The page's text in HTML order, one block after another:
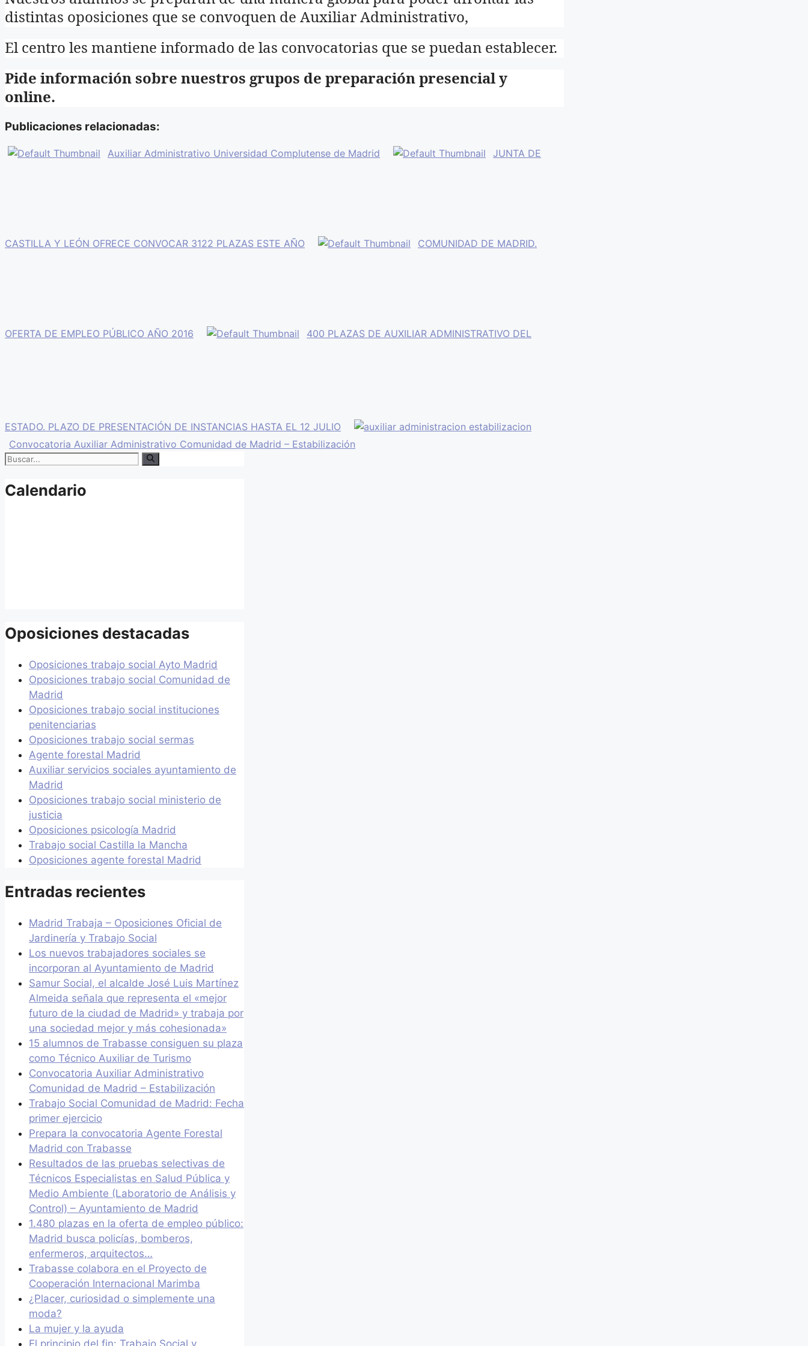
distintas oposiciones que se convoquen de Auxiliar Administrativo,
El centro les mantiene informado de las convocatorias que se puedan establecer.
Pide información sobre nuestros grupos de preparación presencial y
online.
Publicaciones relacionadas:
Auxiliar Administrativo Universidad Complutense de Madrid JUNTA DE
CASTILLA Y LEÓN OFRECE CONVOCAR 3122 PLAZAS ESTE AÑO COMUNIDAD DE MADRID.
OFERTA DE EMPLEO PÚBLICO AÑO 2016 400 PLAZAS DE AUXILIAR ADMINISTRATIVO DEL
ESTADO. PLAZO DE PRESENTACIÓN DE INSTANCIAS HASTA EL 12 JULIO
Convocatoria Auxiliar Administrativo Comunidad de Madrid – Estabilización
Buscar:
Calendario
Oposiciones destacadas
Oposiciones trabajo social Ayto Madrid
Oposiciones trabajo social Comunidad de
Madrid
Oposiciones trabajo social instituciones
penitenciarias
Oposiciones trabajo social sermas
Agente forestal Madrid
Auxiliar servicios sociales ayuntamiento de
Madrid
Oposiciones trabajo social ministerio de
justicia
Oposiciones psicología Madrid
Trabajo social Castilla la Mancha
Oposiciones agente forestal Madrid
Entradas recientes
Madrid Trabaja – Oposiciones Oficial de
Jardinería y Trabajo Social
Los nuevos trabajadores sociales se
incorporan al Ayuntamiento de Madrid
Samur Social, el alcalde José Luis Martínez
Almeida señala que representa el «mejor
futuro de la ciudad de Madrid» y trabaja por
una sociedad mejor y más cohesionada»
15 alumnos de Trabasse consiguen su plaza
como Técnico Auxiliar de Turismo
Convocatoria Auxiliar Administrativo
Comunidad de Madrid – Estabilización
Trabajo Social Comunidad de Madrid: Fecha
primer ejercicio
Prepara la convocatoria Agente Forestal
Madrid con Trabasse
Resultados de las pruebas selectivas de
Técnicos Especialistas en Salud Pública y
Medio Ambiente (Laboratorio de Análisis y
Control) – Ayuntamiento de Madrid
1.480 plazas en la oferta de empleo público:
Madrid busca policías, bomberos,
enfermeros, arquitectos…
Trabasse colabora en el Proyecto de
Cooperación Internacional Marimba
¿Placer, curiosidad o simplemente una
moda?
La mujer y la ayuda